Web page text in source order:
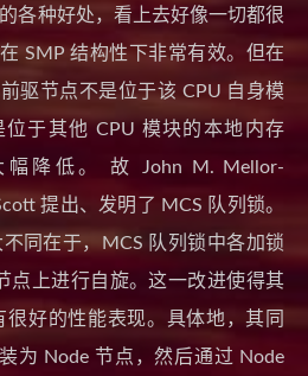
各种好处，看上去好像一切都很
SMP 结构性下非常有效。但在
驱节点不是位于该 CPU 自身模
于其他 CPU 模块的本地内存
降低。 故 John M. Mellor-
提出、发明了 MCS 队列锁。
同在于，MCS 队列锁中各加锁
点上进行自旋。这一改进使得其
好的性能表现。具体地，其同
为 Node 节点，然后通过 Node